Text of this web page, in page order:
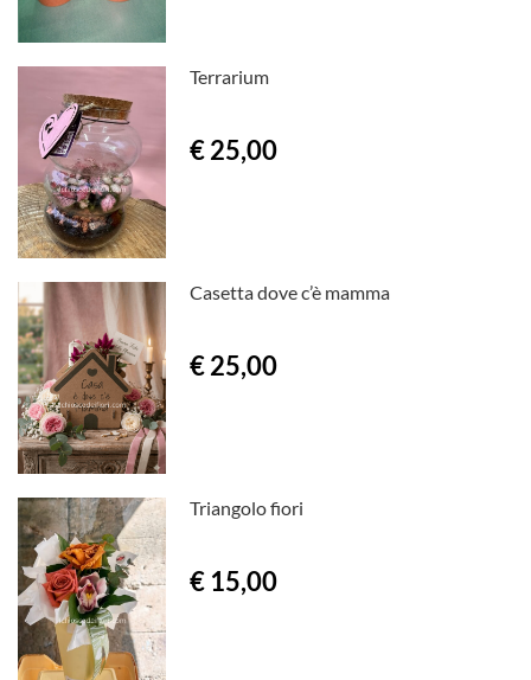
Terrarium
€ 25,00
Casetta dove c’è mamma
€ 25,00
Triangolo fiori
€ 15,00